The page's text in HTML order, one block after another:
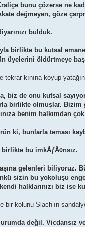
bunu çözerse ne
değmeyen, göze
bulduk.
birlikte bu kutsal
üyelerini öldürtmeye
tekrar kınına koyup
biz de onu kutsal
birlikte olmuşlar. Bizim
benim halkımdan
ki, bunlarla teması
bu imkÃƒÂ¢nsız.
gelenleri biliyoruz.
sizin bu yokoluşu
halklarınızı biz ise
bir kolunu Slach’ın
değil. Vicdansız